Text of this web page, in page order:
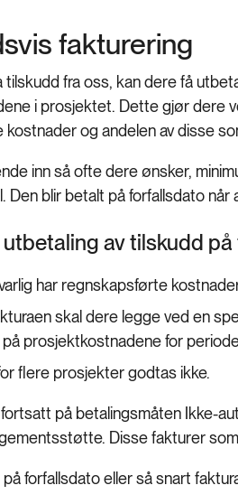
fakturering
tilskudd fra oss, kan dere få
i prosjektet. Dette gjør dere
og andelen av disse
inn så ofte dere ønsker,
Den blir betalt på forfallsdato
av tilskudd på
har regnskapsførte
skal dere legge ved en
prosjektkostnadene for
flere prosjekter godtas ikke.
på betalingsmåten Ikke-
Disse fakturer
forfallsdato eller så snart